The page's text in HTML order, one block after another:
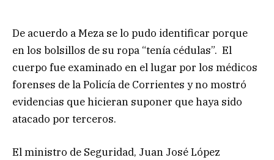
De acuerdo a Meza se lo pudo identificar porque
en los bolsillos de su ropa “tenía cédulas”. El
cuerpo fue examinado en el lugar por los médicos
forenses de la Policía de Corrientes y no mostró
evidencias que hicieran suponer que haya sido
atacado por terceros.
El ministro de Seguridad, Juan José López